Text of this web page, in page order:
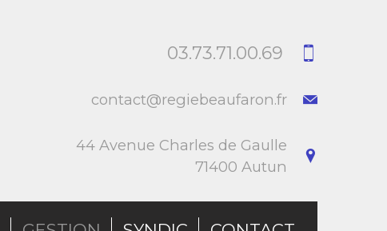
03.73.71.00.69
contact@regiebeaufaron.fr
44 Avenue Charles de Gaulle
71400 Autun